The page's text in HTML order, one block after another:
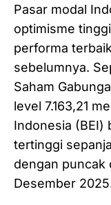
Pasar modal
optimisme
performa
sebelumnya.
Saham
level 7.163,21
Indonesia (BEI)
tertinggi
dengan puncak
Desember